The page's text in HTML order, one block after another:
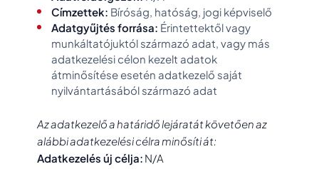
Címzettek: Bíróság, hatóság, jogi képviselő
Adatgyűjtés forrása: Érintettektől vagy
munkáltatójuktól származó adat, vagy más
adatkezelési célon kezelt adatok
átminősítése esetén adatkezelő saját
nyilvántartásából származó adat
Az adatkezelő a határidő lejáratát követően az
alábbi adatkezelési célra minősíti át:
Adatkezelés új célja: N/A